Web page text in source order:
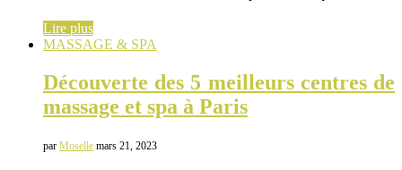
Lire plus
MASSAGE & SPA
Découverte des 5 meilleurs centres de
massage et spa à Paris
par Moselle mars 21, 2023